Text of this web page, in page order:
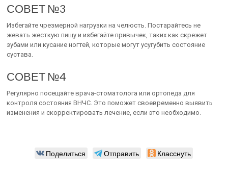
СОВЕТ №3
Избегайте чрезмерной нагрузки на челюсть. Постарайтесь не
жевать жесткую пищу и избегайте привычек, таких как скрежет
зубами или кусание ногтей, которые могут усугубить состояние
сустава.
СОВЕТ №4
Регулярно посещайте врача-стоматолога или ортопеда для
контроля состояния ВНЧС. Это поможет своевременно выявить
изменения и скорректировать лечение, если это необходимо.
Поделиться Отправить Класснуть